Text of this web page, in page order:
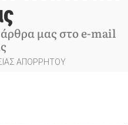
μας στο e-mail
ΑΠΟΡΡΗΤΟΥ